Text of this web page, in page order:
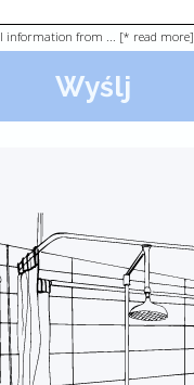
information from ... [* read more]
Wyślj